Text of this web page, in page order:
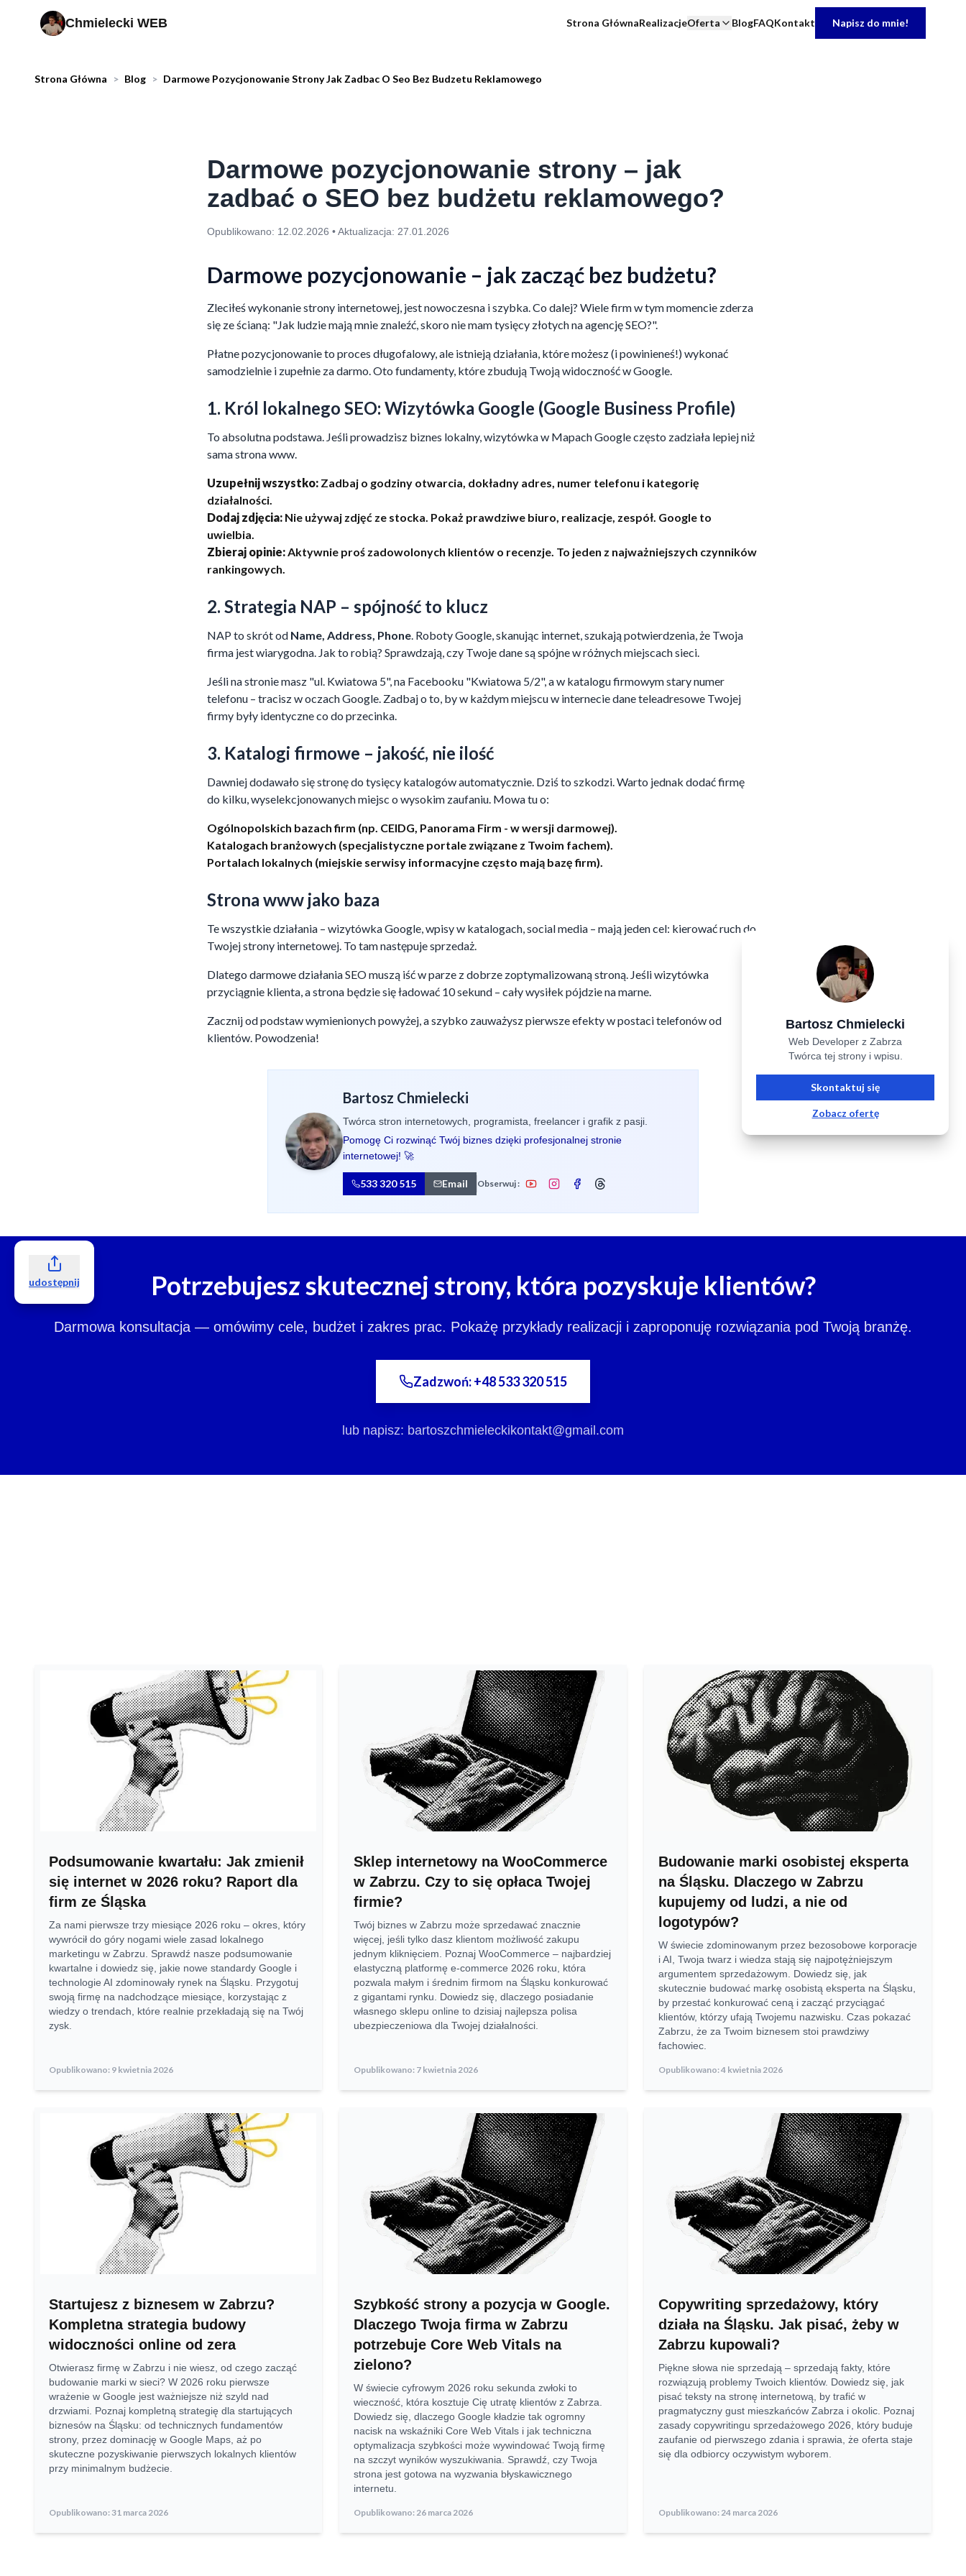
Chmielecki WEB Strona GłównaRealizacjeOferta BlogFAQKontakt Napisz do mnie!
Strona Główna > Blog > Darmowe Pozycjonowanie Strony Jak Zadbac O Seo Bez Budzetu Reklamowego
Darmowe pozycjonowanie strony – jak
zadbać o SEO bez budżetu reklamowego?
Opublikowano: 12.02.2026 • Aktualizacja: 27.01.2026
Darmowe pozycjonowanie – jak zacząć bez budżetu?
Zleciłeś wykonanie strony internetowej, jest nowoczesna i szybka. Co dalej? Wiele firm w tym momencie zderza
się ze ścianą: "Jak ludzie mają mnie znaleźć, skoro nie mam tysięcy złotych na agencję SEO?".
Płatne pozycjonowanie to proces długofalowy, ale istnieją działania, które możesz (i powinieneś!) wykonać
samodzielnie i zupełnie za darmo. Oto fundamenty, które zbudują Twoją widoczność w Google.
1. Król lokalnego SEO: Wizytówka Google (Google Business Profile)
To absolutna podstawa. Jeśli prowadzisz biznes lokalny, wizytówka w Mapach Google często zadziała lepiej niż
sama strona www.
Uzupełnij wszystko: Zadbaj o godziny otwarcia, dokładny adres, numer telefonu i kategorię
działalności.
Dodaj zdjęcia: Nie używaj zdjęć ze stocka. Pokaż prawdziwe biuro, realizacje, zespół. Google to
uwielbia.
Zbieraj opinie:Aktywnie proś zadowolonych klientów o recenzje. To jeden z najważniejszych czynników
rankingowych.
2. Strategia NAP – spójność to klucz
NAP to skrót od Name, Address, Phone. Roboty Google, skanując internet, szukają potwierdzenia, że Twoja
firma jest wiarygodna. Jak to robią? Sprawdzają, czy Twoje dane są spójne w różnych miejscach sieci.
Jeśli na stronie masz "ul. Kwiatowa 5", na Facebooku "Kwiatowa 5/2", a w katalogu firmowym stary numer
telefonu – tracisz w oczach Google. Zadbaj o to, by w każdym miejscu w internecie dane teleadresowe Twojej
firmy były identyczne co do przecinka.
3. Katalogi firmowe – jakość, nie ilość
Dawniej dodawało się stronę do tysięcy katalogów automatycznie. Dziś to szkodzi. Warto jednak dodać firmę
do kilku, wyselekcjonowanych miejsc o wysokim zaufaniu. Mowa tu o:
Ogólnopolskich bazach firm (np. CEIDG, Panorama Firm - w wersji darmowej).
Katalogach branżowych (specjalistyczne portale związane z Twoim fachem).
Portalach lokalnych (miejskie serwisy informacyjne często mają bazę firm).
Strona www jako baza
Te wszystkie działania – wizytówka Google, wpisy w katalogach, social media – mają jeden cel: kierować ruch do
Twojej strony internetowej. To tam następuje sprzedaż.
Dlatego darmowe działania SEO muszą iść w parze z dobrze zoptymalizowaną stroną. Jeśli wizytówka
przyciągnie klienta, a strona będzie się ładować 10 sekund – cały wysiłek pójdzie na marne.
Zacznij od podstaw wymienionych powyżej, a szybko zauważysz pierwsze efekty w postaci telefonów od
klientów. Powodzenia!
Bartosz Chmielecki
Twórca stron internetowych, programista, freelancer i grafik z pasji.
Pomogę Ci rozwinąć Twój biznes dzięki profesjonalnej stronie
internetowej! 🚀
533 320 515 Email Obserwuj :
Potrzebujesz skutecznej strony, która pozyskuje klientów?
Darmowa konsultacja — omówimy cele, budżet i zakres prac. Pokażę przykłady realizacji i zaproponuję rozwiązania pod Twoją branżę.
Zadzwoń: +48 533 320 515
lub napisz: bartoszchmieleckikontakt@gmail.com
Podsumowanie kwartału: Jak zmienił
się internet w 2026 roku? Raport dla
firm ze Śląska
Za nami pierwsze trzy miesiące 2026 roku – okres, który
wywrócił do góry nogami wiele zasad lokalnego
marketingu w Zabrzu. Sprawdź nasze podsumowanie
kwartalne i dowiedz się, jakie nowe standardy Google i
technologie AI zdominowały rynek na Śląsku. Przygotuj
swoją firmę na nadchodzące miesiące, korzystając z
wiedzy o trendach, które realnie przekładają się na Twój
zysk.
Opublikowano: 9 kwietnia 2026
Sklep internetowy na WooCommerce
w Zabrzu. Czy to się opłaca Twojej
firmie?
Twój biznes w Zabrzu może sprzedawać znacznie
więcej, jeśli tylko dasz klientom możliwość zakupu
jednym kliknięciem. Poznaj WooCommerce – najbardziej
elastyczną platformę e-commerce 2026 roku, która
pozwala małym i średnim firmom na Śląsku konkurować
z gigantami rynku. Dowiedz się, dlaczego posiadanie
własnego sklepu online to dzisiaj najlepsza polisa
ubezpieczeniowa dla Twojej działalności.
Opublikowano: 7 kwietnia 2026
Budowanie marki osobistej eksperta
na Śląsku. Dlaczego w Zabrzu
kupujemy od ludzi, a nie od
logotypów?
W świecie zdominowanym przez bezosobowe korporacje
i AI, Twoja twarz i wiedza stają się najpotężniejszym
argumentem sprzedażowym. Dowiedz się, jak
skutecznie budować markę osobistą eksperta na Śląsku,
by przestać konkurować ceną i zacząć przyciągać
klientów, którzy ufają Twojemu nazwisku. Czas pokazać
Zabrzu, że za Twoim biznesem stoi prawdziwy
fachowiec.
Opublikowano:4 kwietnia 2026
Startujesz z biznesem w Zabrzu?
Kompletna strategia budowy
widoczności online od zera
Otwierasz firmę w Zabrzu i nie wiesz, od czego zacząć
budowanie marki w sieci? W 2026 roku pierwsze
wrażenie w Google jest ważniejsze niż szyld nad
drzwiami. Poznaj kompletną strategię dla startujących
biznesów na Śląsku: od technicznych fundamentów
strony, przez dominację w Google Maps, aż po
skuteczne pozyskiwanie pierwszych lokalnych klientów
przy minimalnym budżecie.
Opublikowano: 31 marca 2026
Szybkość strony a pozycja w Google.
Dlaczego Twoja firma w Zabrzu
potrzebuje Core Web Vitals na
zielono?
W świecie cyfrowym 2026 roku sekunda zwłoki to
wieczność, która kosztuje Cię utratę klientów z Zabrza.
Dowiedz się, dlaczego Google kładzie tak ogromny
nacisk na wskaźniki Core Web Vitals i jak techniczna
optymalizacja szybkości może wywindować Twoją firmę
na szczyt wyników wyszukiwania. Sprawdź, czy Twoja
strona jest gotowa na wyzwania błyskawicznego
internetu.
Opublikowano: 26 marca 2026
Copywriting sprzedażowy, który
działa na Śląsku. Jak pisać, żeby w
Zabrzu kupowali?
Piękne słowa nie sprzedają – sprzedają fakty, które
rozwiązują problemy Twoich klientów. Dowiedz się, jak
pisać teksty na stronę internetową, by trafić w
pragmatyczny gust mieszkańców Zabrza i okolic. Poznaj
zasady copywritingu sprzedażowego 2026, który buduje
zaufanie od pierwszego zdania i sprawia, że oferta staje
się dla odbiorcy oczywistym wyborem.
Opublikowano: 24 marca 2026
Bartosz Chmielecki
Web Developer z Zabrza
Twórca tej strony i wpisu.
Skontaktuj się
Zobacz ofertę
udostępnij